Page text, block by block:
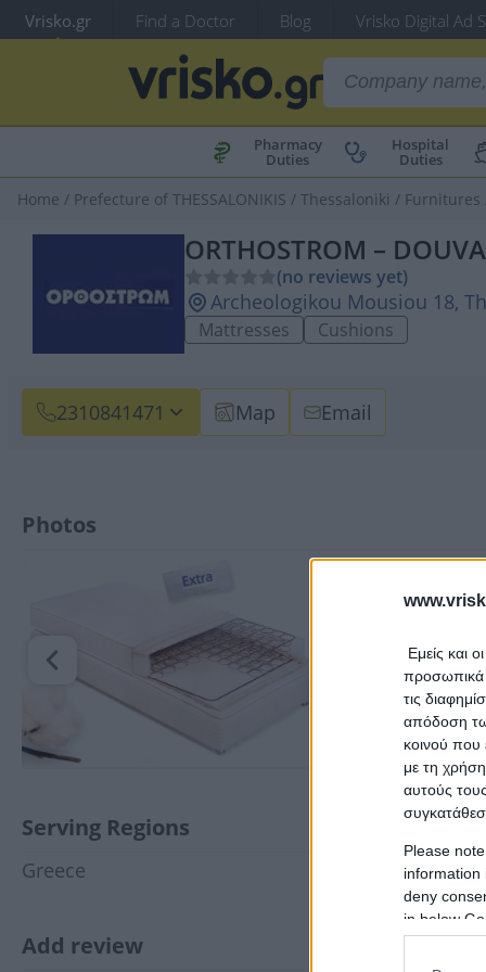
Εμείς και
προσωπικά
τις
απόδοση
κοινού που
με τη
αυτούς
Please
information
deny
in below
Vrisko.gr Find a Doctor Blog Vrisko Digital Ad
Pharmacy
Duties
Hospital
Duties
Home / Prefecture of THESSALONIKIS / Thessaloniki / Furnitures
ORTHOSTROM –
(no reviews yet)
Archeologikou Mousiou 18,
Mattresses Cushions
2310841471 Map Email
Photos
Serving Regions
Greece
Add review